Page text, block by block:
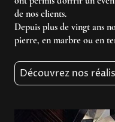
de nos clients.
Depuis plus de vingt ans
pierre, en marbre ou en
Découvrez nos